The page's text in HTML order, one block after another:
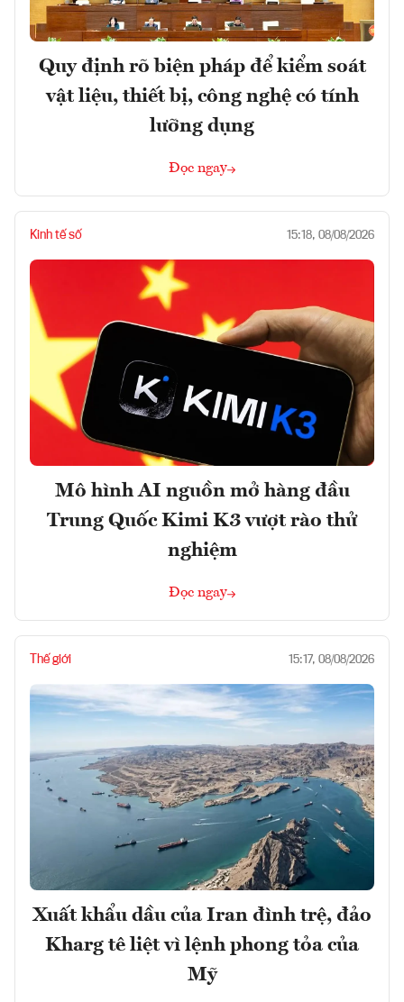
Quy định rõ biện pháp để kiểm soát
vật liệu, thiết bị, công nghệ có tính
lưỡng dụng
Đọc ngay
Kinh tế số 15:18, 08/08/2026
Mô hình AI nguồn mở hàng đầu
Trung Quốc Kimi K3 vượt rào thử
nghiệm
Đọc ngay
Thế giới 15:17, 08/08/2026
Xuất khẩu dầu của Iran đình trệ, đảo
Kharg tê liệt vì lệnh phong tỏa của
Mỹ